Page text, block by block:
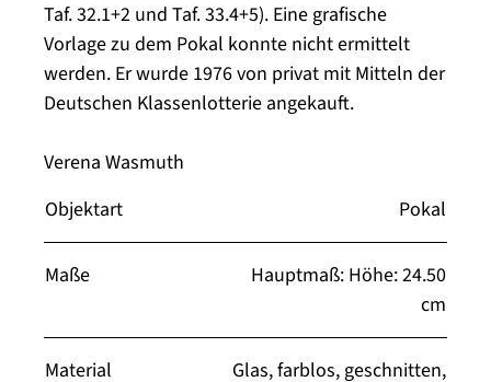
Taf. 32.1+2 und Taf. 33.4+5). Eine grafische
Vorlage zu dem Pokal konnte nicht ermittelt
werden. Er wurde 1976 von privat mit Mitteln der
Deutschen Klassenlotterie angekauft.
Verena Wasmuth
Objektart
Pokal
Maße
Hauptmaß: Höhe: 24.50
cm
Material Glas, farblos, geschnitten,